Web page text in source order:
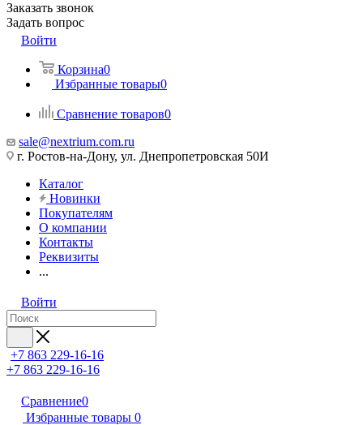
Заказать звонок
Задать вопрос
Войти
Корзина0
Избранные товары0
Сравнение товаров0
sale@nextrium.com.ru
г. Ростов-на-Дону, ул. Днепропетровская 50И
Каталог
Новинки
Покупателям
О компании
Контакты
Реквизиты
...
Войти
+7 863 229-16-16
+7 863 229-16-16
Сравнение0
Избранные товары 0